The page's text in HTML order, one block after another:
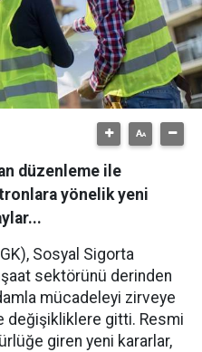
düzenleme ile
yönelik yeni
Sosyal Sigorta
sektörünü derinden
mücadeleyi zirveye
değişikliklere gitti. Resmi
giren yeni kararlar,